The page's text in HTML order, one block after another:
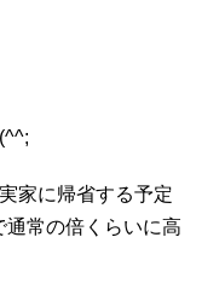
家に帰省する予定
常の倍くらいに高